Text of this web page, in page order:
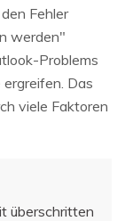
Fehler
werden"
Problems
Das
viele Faktoren
überschritten